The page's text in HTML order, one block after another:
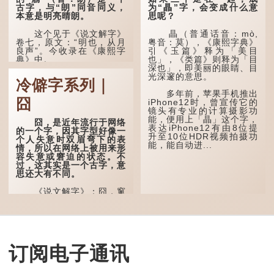
古字，与“朗”同音同义，
本意是明亮晴朗。
这个见于《说文解字》
卷七，原文：“明也，从月
良声”。今收录在《康熙字
典》中。
这个字，用法颇多。
“朤朤干坤，舍我其
谁。”干坤是《周易》中的
两个卦名，这里指天地、宇
宙等，形容政治清明，天下
太平！
“天空朤朤，任鸟儿高
飞。”也是指天清气明，鸟
儿可高飞。
“朤朤脆脆”就是形容办
事爽快干脆。我...
冷僻字系列｜
囧
囧，是近年流行于网络
的一个字，因其字型好像一
个人失意时双眉弯下的表
情，所以在网络上被用来形
容失意或窘迫的状态。不
过，这其实是一个古字，意
思还大有不同。
《说文解字》：囧，窻
「囱」一样都是「窗」的象
示在囧地种黍。
这个古字十分少用，直
为“瞐”字，会变成什么意
思呢？
瞐（普通话音：mò,
粤音：莫），《康熙字典》
引《玉篇》释为「美目
也」，《类篇》则释为「目
深也」，即美丽的眼睛、目
光深邃的意思。
多年前，苹果手机推出
iPhone12时，曾宣传它的
镜头有专业的计算摄影功
能，便用上「瞐」这个字，
表达iPhone12有由8位提
升至10位HDR视频拍摄功
能，能自动进...
订阅电子通讯